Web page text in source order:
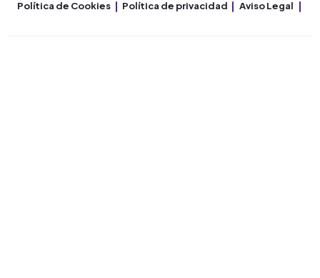
Política de Cookies Política de privacidad Aviso Legal